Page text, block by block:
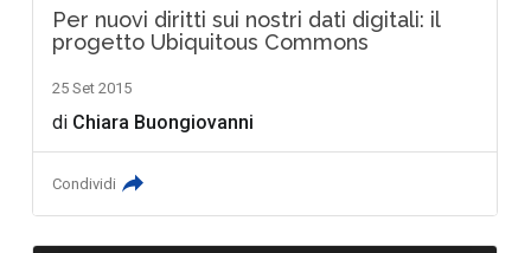
Per nuovi diritti sui nostri dati digitali: il
progetto Ubiquitous Commons
25 Set 2015
di Chiara Buongiovanni
Condividi